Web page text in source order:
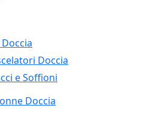
Doccia
e Soffioni
Doccia